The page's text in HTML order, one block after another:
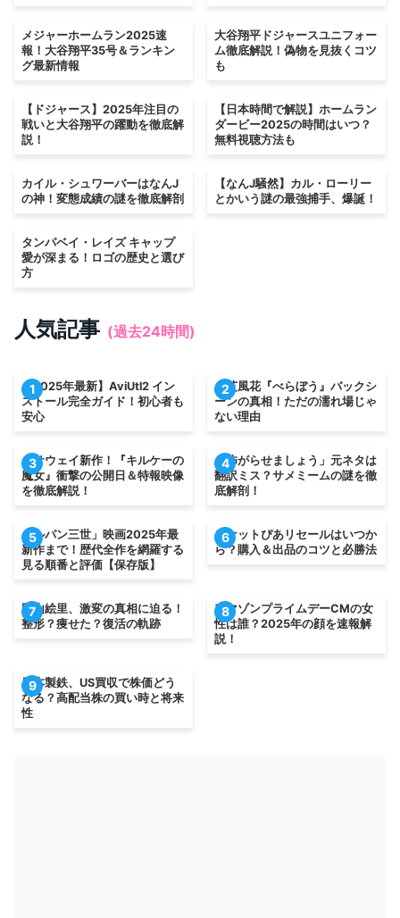
メジャーホームラン2025速
報！大谷翔平35号＆ランキン
グ最新情報
大谷翔平ドジャースユニフォー
ム徹底解説！偽物を見抜くコツ
も
【ドジャース】2025年注目の
戦いと大谷翔平の躍動を徹底解
説！
【日本時間で解説】ホームラン
ダービー2025の時間はいつ？
無料視聴方法も
カイル・シュワーバーはなんJ
の神！変態成績の謎を徹底解剖
【なんJ騒然】カル・ローリー
とかいう謎の最強捕手、爆誕！
タンパベイ・レイズ キャップ
愛が深まる！ロゴの歴史と選び
方
人気記事 (過去24時間)
1
【2025年最新】AviUtl2 イン
ストール完全ガイド！初心者も
安心
2
小芝風花『べらぼう』バックシ
ーンの真相！ただの濡れ場じゃ
ない理由
3
ハサウェイ新作！『キルケーの
魔女』衝撃の公開日＆特報映像
を徹底解説！
4
「怖がらせましょう」元ネタは
翻訳ミス？サメミームの謎を徹
底解剖！
5
「ルパン三世」映画2025年最
新作まで！歴代全作を網羅する
見る順番と評価【保存版】
6
チケットぴあリセールはいつか
ら？購入＆出品のコツと必勝法
7
岡山絵里、激変の真相に迫る！
整形？痩せた？復活の軌跡
8
アマゾンプライムデーCMの女
性は誰？2025年の顔を速報解
説！
9
日本製鉄、US買収で株価どう
なる？高配当株の買い時と将来
性